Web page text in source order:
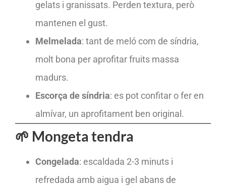
gelats i granissats. Perden textura, però
mantenen el gust.
Melmelada: tant de meló com de síndria,
molt bona per aprofitar fruits massa
madurs.
Escorça de síndria: es pot confitar o fer en
almívar, un aprofitament ben original.
🌱 Mongeta tendra
Congelada: escaldada 2-3 minuts i
refredada amb aigua i gel abans de